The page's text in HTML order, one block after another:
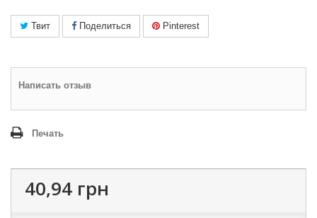
Твит Поделиться Pinterest
Написать отзыв
Печать
40,94 грн